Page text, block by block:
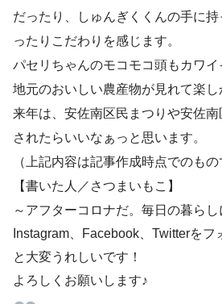
だったり、しゅんぎくくんの手に
ったりこだわりを感じます。
パセリちゃんのモコモコ頭もカワイ
地元のおいしい農産物が見れて楽し
来年は、安佐南区民まつりや安佐
されたらいいなぁっと思います。
（上記内容は記事作成時点でのもの
【書いた人／さつまいもこ】
～アフターコロナだ。毎日の暮らし
Instagram、Facebook、Twitterをフ
と大変うれしいです！
よろしくお願いします♪